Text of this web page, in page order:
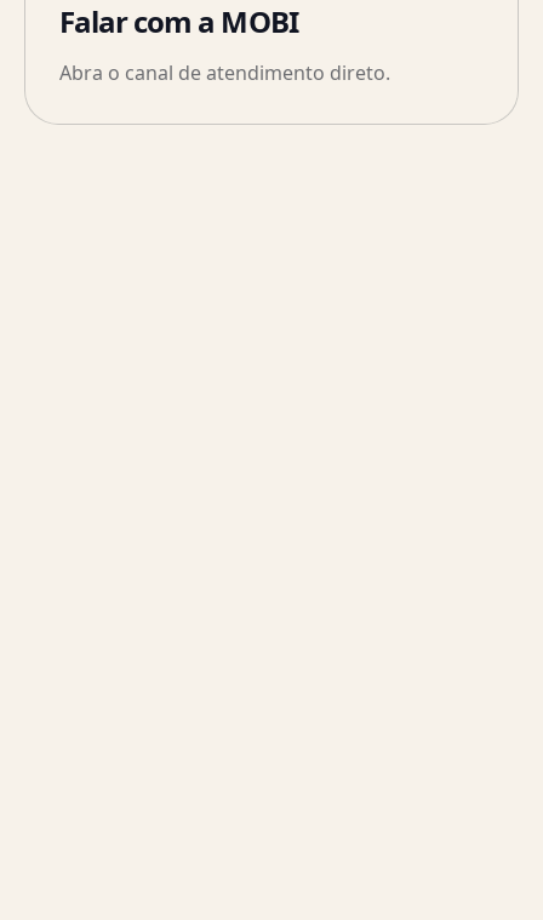
Falar com a MOBI
Abra o canal de atendimento direto.